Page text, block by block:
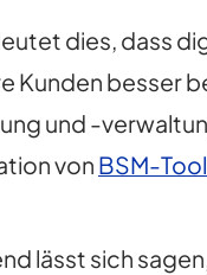
dies, dass
Kunden besser
und -
von BSM-
lässt sich